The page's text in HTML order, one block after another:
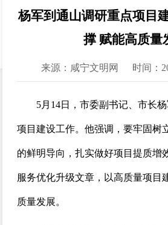
杨军到通山调研重点项目
撑 赋能高质量
来源：咸宁文明网 时间：
5月14日，市委副书记、市长
项目建设工作。他强调，要牢固树
的鲜明导向，扎实做好项目提质增
服务优化升级文章，以高质量项目
质量发展。